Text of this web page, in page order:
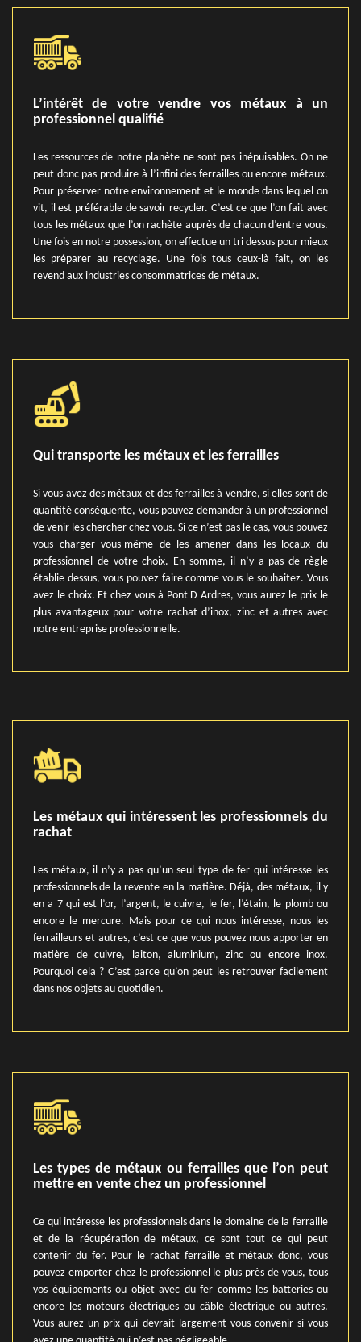
L’intérêt de votre vendre vos métaux à un
professionnel qualifié
Les ressources de notre planète ne sont pas inépuisables. On ne
peut donc pas produire à l’infini des ferrailles ou encore métaux.
Pour préserver notre environnement et le monde dans lequel on
vit, il est préférable de savoir recycler. C’est ce que l’on fait avec
tous les métaux que l’on rachète auprès de chacun d’entre vous.
Une fois en notre possession, on effectue un tri dessus pour mieux
les préparer au recyclage. Une fois tous ceux-là fait, on les
revend aux industries consommatrices de métaux.
Qui transporte les métaux et les ferrailles
Si vous avez des métaux et des ferrailles à vendre, si elles sont de
quantité conséquente, vous pouvez demander à un professionnel
de venir les chercher chez vous. Si ce n’est pas le cas, vous pouvez
vous charger vous-même de les amener dans les locaux du
professionnel de votre choix. En somme, il n’y a pas de règle
établie dessus, vous pouvez faire comme vous le souhaitez. Vous
avez le choix. Et chez vous à Pont D Ardres, vous aurez le prix le
plus avantageux pour votre rachat d’inox, zinc et autres avec
notre entreprise professionnelle.
Les métaux qui intéressent les professionnels du
rachat
Les métaux, il n’y a pas qu’un seul type de fer qui intéresse les
professionnels de la revente en la matière. Déjà, des métaux, il y
en a 7 qui est l’or, l’argent, le cuivre, le fer, l’étain, le plomb ou
encore le mercure. Mais pour ce qui nous intéresse, nous les
ferrailleurs et autres, c’est ce que vous pouvez nous apporter en
matière de cuivre, laiton, aluminium, zinc ou encore inox.
Pourquoi cela ? C’est parce qu’on peut les retrouver facilement
dans nos objets au quotidien.
Les types de métaux ou ferrailles que l’on peut
mettre en vente chez un professionnel
Ce qui intéresse les professionnels dans le domaine de la ferraille
et de la récupération de métaux, ce sont tout ce qui peut
contenir du fer. Pour le rachat ferraille et métaux donc, vous
pouvez emporter chez le professionnel le plus près de vous, tous
vos équipements ou objet avec du fer comme les batteries ou
encore les moteurs électriques ou câble électrique ou autres.
Vous aurez un prix qui devrait largement vous convenir si vous